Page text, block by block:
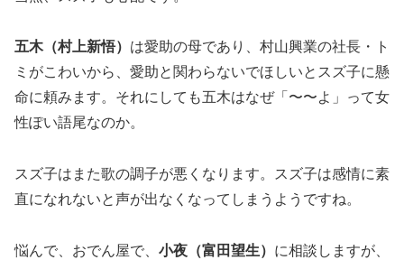
五木（村上新悟） は愛助の母であり、村山興業の社長・ト
ミがこわいから、愛助と関わらないでほしいとスズ子に懸
命に頼みます。それにしても五木はなぜ「〜〜よ」って女
性ぽい語尾なのか。
スズ子はまた歌の調子が悪くなります。スズ子は感情に素
直になれないと声が出なくなってしまうようですね。
悩んで、おでん屋で、 小夜（富田望生） に相談しますが、